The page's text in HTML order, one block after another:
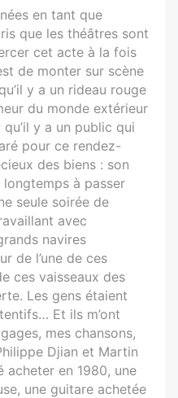
en tant que
que les théâtres sont
cet acte à la fois
de monter sur scène
y a un rideau rouge
du monde extérieur
y a un public qui
pour ce rendez-
des biens : son
longtemps à passer
seule soirée de
avec
navires
de l’une de ces
ces vaisseaux des
Les gens étaient
Et ils m’ont
mes chansons,
Djian et Martin
acheter en 1980, une
une guitare achetée